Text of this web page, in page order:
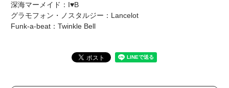
深海マーメイド：I♥B
グラモフォン・ノスタルジー：Lancelot
Funk-a-beat：Twinkle Bell